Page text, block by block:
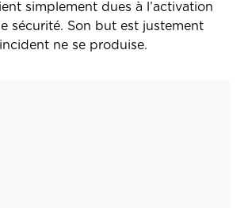
simplement dues à l’activation
sécurité. Son but est justement
incident ne se produise.